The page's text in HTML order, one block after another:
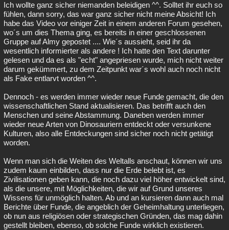
Ich wollte ganz sicher niemanden beleidigen ^^. Solltet ihr euch so
fühlen, dann sorry, das war ganz sicher nicht meine Absicht! Ich
habe das Video vor einiger Zeit in einem anderen Forum gesehen,
wo´s um dies Thema ging, es bereits in einer geschlossenen
Gruppe auf Almy gepostet .... Wie´s aussieht, seid ihr da
wesentlich informierter als andere ! Ich hatte den Text darunter
gelesen und da es als "echt" angepriesen wurde, mich nicht weiter
darum gekümmert, zu dem Zeitpunkt war´s wohl auch noch nicht
als Fake entlarvt worden ^^.
Dennoch - es werden immer wieder neue Funde gemacht, die den
wissenschaftlichen Stand aktualisieren. Das betrifft auch den
Menschen und seine Abstammung. Daneben werden immer
wieder neue Arten von Dinosauriern entdeckt oder versunkene
Kulturen, also alle Entdeckungen sind sicher noch nicht getätigt
worden.
Wenn man sich die Weiten des Weltalls anschaut, können wir uns
zudem kaum einbilden, dass nur die Erde belebt ist, es
Zivilisationen geben kann, die noch dazu viel höher entwickelt sind,
als die unsere, mit Möglichkeiten, die wir auf Grund unseres
Wissens für unmöglich halten. Ab und an kursieren dann auch mal
Berichte über Funde, die angeblich der Geheimhaltung unterliegen,
ob nun aus religiösen oder strategischen Gründen, das mag dahin
gestellt bleiben, ebenso, ob solche Funde wirklich existieren.